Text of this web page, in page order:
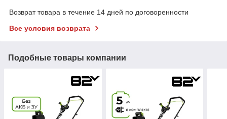
Возврат товара в течение 14 дней по договоренности
Все условия возврата
Подобные товары компании